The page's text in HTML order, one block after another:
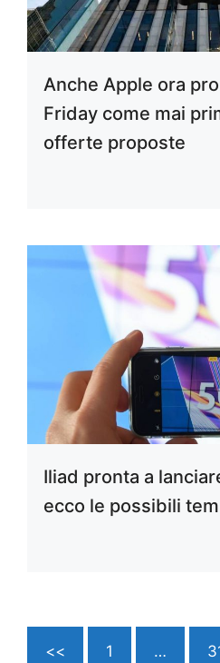
Anche Apple ora
Friday come mai
offerte proposte
Iliad pronta a
ecco le possibili
<< 1 …